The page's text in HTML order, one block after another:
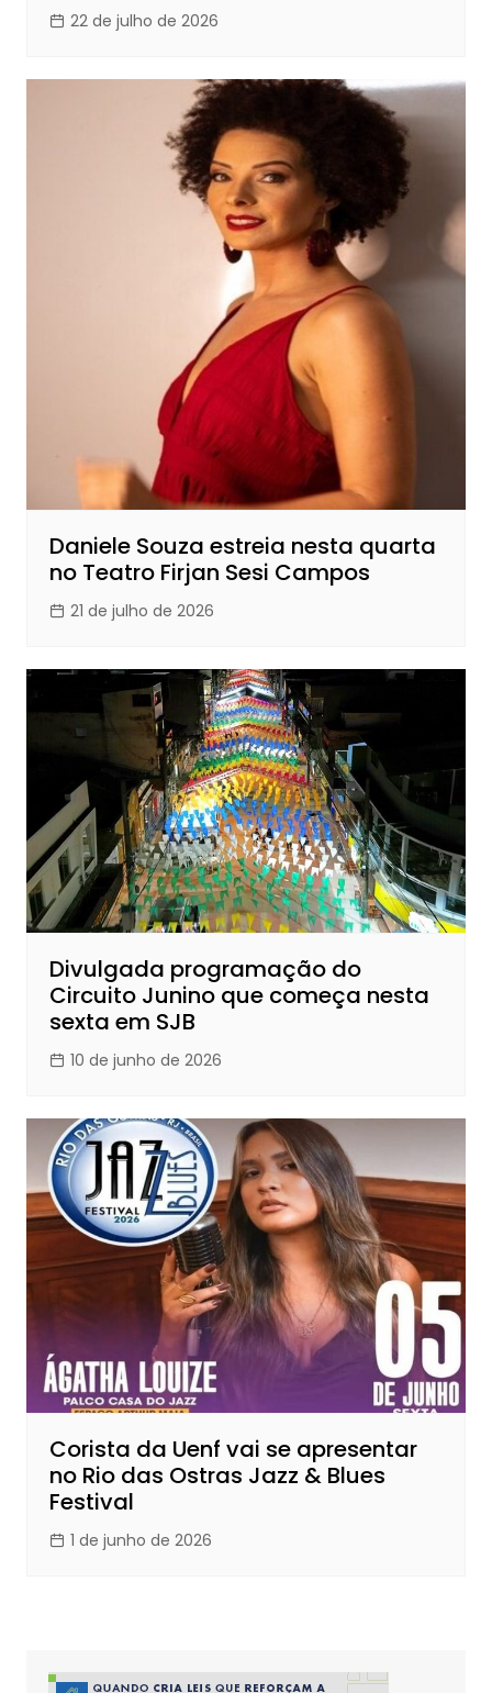
22 de julho de 2026
Daniele Souza estreia nesta quarta
no Teatro Firjan Sesi Campos
21 de julho de 2026
Divulgada programação do
Circuito Junino que começa nesta
sexta em SJB
10 de junho de 2026
Corista da Uenf vai se apresentar
no Rio das Ostras Jazz & Blues
Festival
1 de junho de 2026